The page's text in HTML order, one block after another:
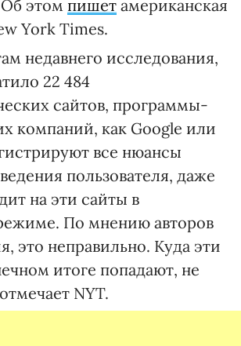
Об этом пишет американская
York Times.
недавнего исследования,
22 484
сайтов, программы-
компаний, как Google или
все нюансы
пользователя, даже
на эти сайты в
По мнению авторов
это неправильно. Куда эти
итоге попадают, не
NYT.